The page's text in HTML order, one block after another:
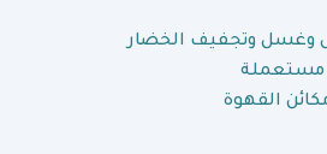
وغسل وتجفيف الخضار
مستعملة
القهوة